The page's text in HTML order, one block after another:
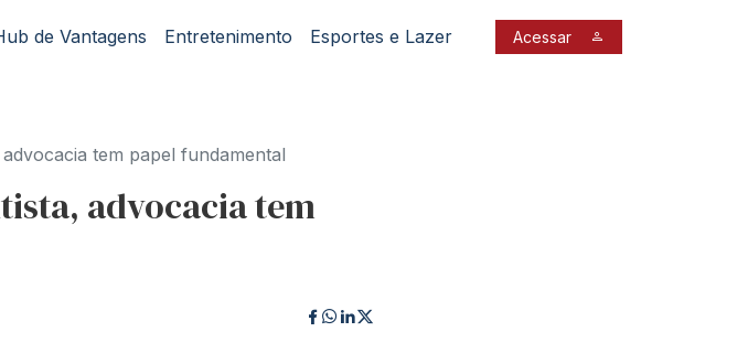
de Vantagens Entretenimento Esportes e Lazer Acessar
tem papel fundamental
advocacia tem